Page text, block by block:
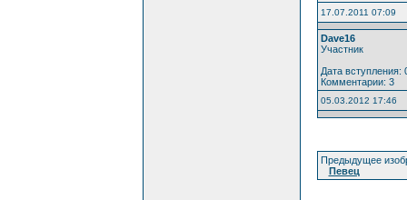
17.07.2011 07:09
Dave16
Участник
Дата вступления:
Комментарии: 3
05.03.2012 17:46
Предыдущее
Певец